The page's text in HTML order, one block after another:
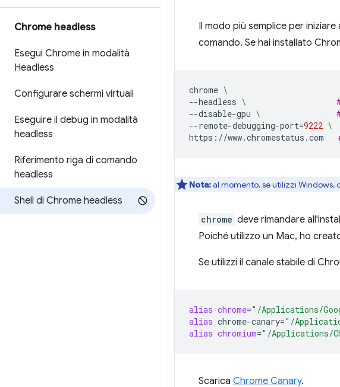
Chrome headless
Esegui Chrome in modalità
Headless
Configurare schermi virtuali
Eseguire il debug in modalità
headless
Riferimento riga di comando
headless
Shell di Chrome headless
Il modo più semplice per
comando. Se hai installato
chrome \
--headless \
--disable-gpu \
--remote-debugging-port=9222 \
https://www.chromestatus.com
Nota:al momento, se utilizzi Windows,
chrome deve rimandare
Poiché utilizzo un Mac, ho
Se utilizzi il canale stabile di
alias chrome="/Applications/
alias chrome-canary="/
alias chromium="/Applications/
Scarica Chrome Canary.